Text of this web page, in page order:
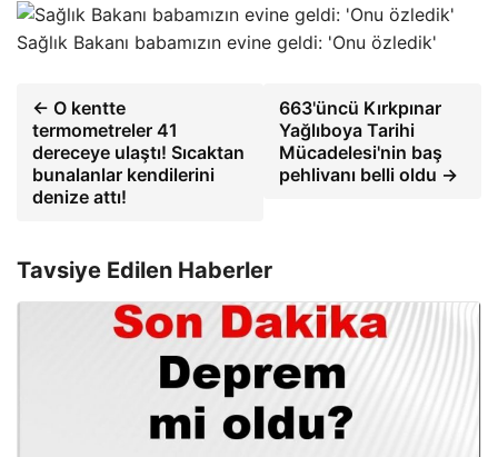
Sağlık Bakanı babamızın evine geldi: 'Onu özledik'
← O kentte
termometreler 41
dereceye ulaştı! Sıcaktan
bunalanlar kendilerini
denize attı!
663'üncü Kırkpınar
Yağlıboya Tarihi
Mücadelesi'nin baş
pehlivanı belli oldu →
Tavsiye Edilen Haberler